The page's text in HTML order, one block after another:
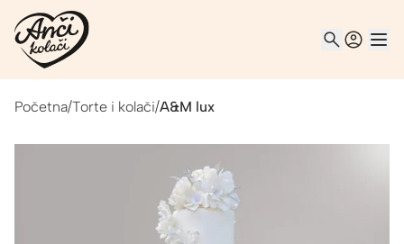
Početna/Torte i kolači/A&M lux